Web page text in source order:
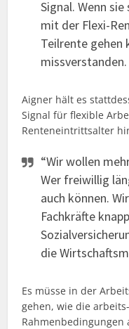
Signal. Wenn
mit der Flexi-
Teilrente gehen
Aigner hält es
Signal für flexible
Renteneintrittsalter
“Wir wollen
Wer freiwillig
auch können.
Fachkräfte
die
Es müsse in der
gehen, wie die
Rahmenbedingungen